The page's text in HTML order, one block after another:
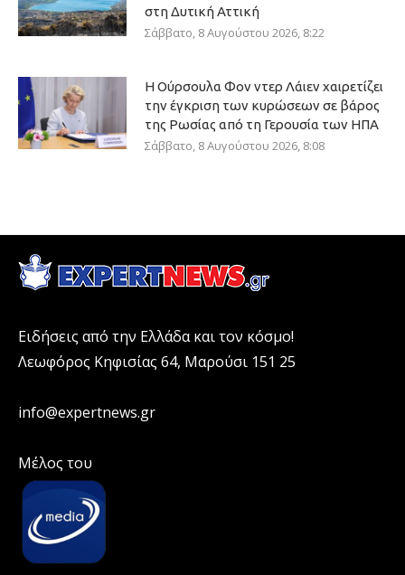
στη Δυτική Αττική
Σάββατο, 8 Αυγούστου 2026, 8:22
Η Ούρσουλα Φον ντερ Λάιεν χαιρετίζει
την έγκριση των κυρώσεων σε βάρος
της Ρωσίας από τη Γερουσία των ΗΠΑ
Σάββατο, 8 Αυγούστου 2026, 8:08
Ειδήσεις από την Ελλάδα και τον κόσμο!
Λεωφόρος Κηφισίας 64, Μαρούσι 151 25
info@expertnews.gr
Μέλος του